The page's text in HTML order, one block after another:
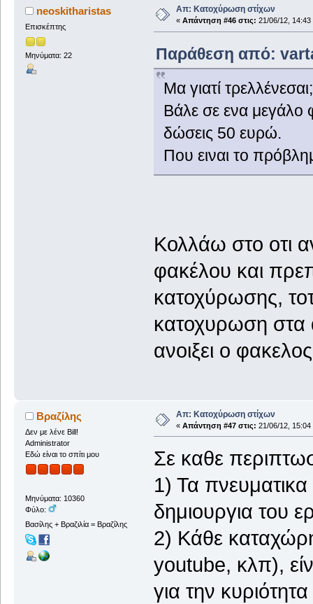
neoskitharistas
Επισκέπτης
Μηνύματα: 22
Απ: Κατοχύρωση στίχων
« Απάντηση #46 στις: 21/06/12, 14:43
Παράθεση από:
Μα γιατί τρελλένεσαι;
Βάλε σε ενα μεγάλο
δώσεις 50 ευρώ.
Που ειναι το
Κολλάω στο οτι
φακέλου και
κατοχύρωσης,
κατοχυρωση στα
ανοιξει ο
Βραζίλης
Δεν με λένε Bill!
Administrator
Εδώ είναι το σπίτι μου
Μηνύματα: 10360
Φύλο:
Βασίλης + Βραζιλία = Βραζίλης
Απ: Κατοχύρωση στίχων
« Απάντηση #47 στις: 21/06/12, 15:04
Σε καθε
1) Τα
δημιουργια του
2) Κάθε
youtube, κλπ),
για την